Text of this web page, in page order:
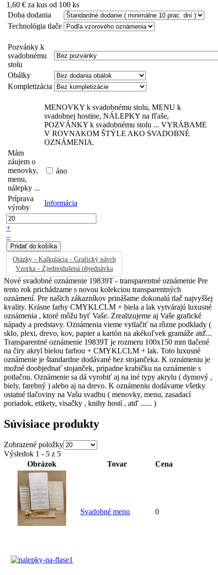
1,60 € za kus od 100 ks
Doba dodania
Technológia tlače
Pozvánky k
svadobnému
stolu
Obálky
Kompletizácia
MENOVKY k svadobnému stolu, MENU k
svadobnej hostine, NÁLEPKY na fľaše,
POZVÁNKY k svadobnému stolu ... VYRÁBAME
V ROVNAKOM ŠTÝLE AKO SVADOBNÉ
OZNÁMENIA.
Mám
záujem o
menovky,
menu,
nálepky ...
áno
Príprava
výroby
Informácia
+
–
Otázky - Kalkulácia - Grafický návrh
Vzorka - Zjednodušená objednávka
Nové svadobné oznámenie 19839T - transparentné oznámenie Pre
tento rok prichádzame s novou kolekciou transparentných
oznámení. Pre našich zákazníkov prinášame dokonalú tlač najvyššej
kvality. Krásne farby CMYKLCLM + biela a lak vytvárajú luxusné
oznámenia , ktoré môžu byť Vaše. Zrealizujeme aj Vaše grafické
nápady a predstavy. Oznámenia vieme vytlačiť na rôzne podklady (
sklo, plexi, drevo, kov, papier a kartón na akékoľvek gramáže atď...
Transparentné oznámenie 19839T je rozmeru 100x150 mm tlačené
na čiry akryl bielou farbou + CMYKLCLM + lak. Toto luxusné
oznámenie je štandardne dodávané bez stojančeka. K oznámeniu je
možné doobjednať stojanček, pripadne krabičku na oznámenie s
potlačou. Oznámenie sa dá vyrobiť aj na iné typy akrylu ( dymový ,
biely, farebný ) alebo aj na drevo. K oznámeniu dodávame všetky
ostatné tlačoviny na Vašu svadbu ( menovky, menu, zasadací
poriadok, etikety, visačky , knihy hostí , atď ...... )
Súvisiace produkty
Zobrazené položky
Výsledok 1 - 5 z 5
Obrázok
Tovar Cena
Svadobné menu 0